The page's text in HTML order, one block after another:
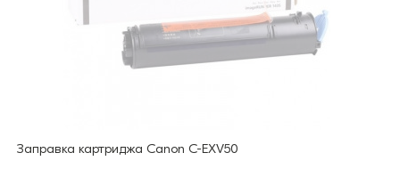
Заправка картриджа Canon C-EXV50